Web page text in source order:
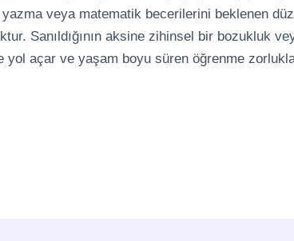
veya matematik becerilerini beklenen
Sanıldığının aksine zihinsel bir bozukluk
yol açar ve yaşam boyu süren öğrenme